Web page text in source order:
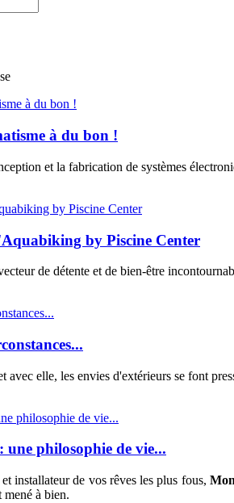
à du bon !
et la fabrication de systèmes
by Piscine Center
de détente et de bien-être
avec elle, les envies d'extérieurs se font
une philosophie de vie...
installateur de vos rêves les plus fous,
à bien.